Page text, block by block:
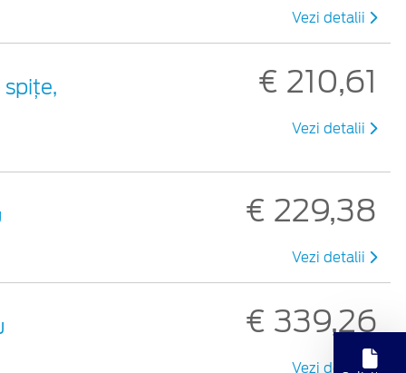
Vezi detalii
spiţe,
€ 210,61
Vezi detalii
€ 229,38
Vezi detalii
€ 339,26
Vezi detalii